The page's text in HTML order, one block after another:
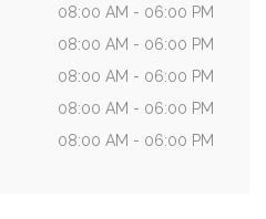
08:00 AM - 06:00 PM
08:00 AM - 06:00 PM
08:00 AM - 06:00 PM
08:00 AM - 06:00 PM
08:00 AM - 06:00 PM